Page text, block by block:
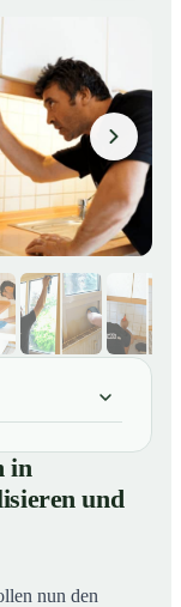
beseitigen
in
und
nun den